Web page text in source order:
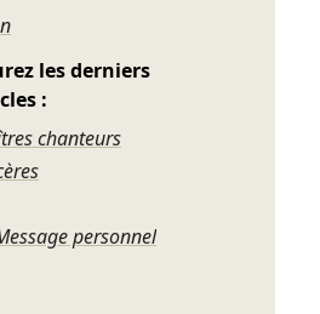
les derniers
:
chanteurs
personnel